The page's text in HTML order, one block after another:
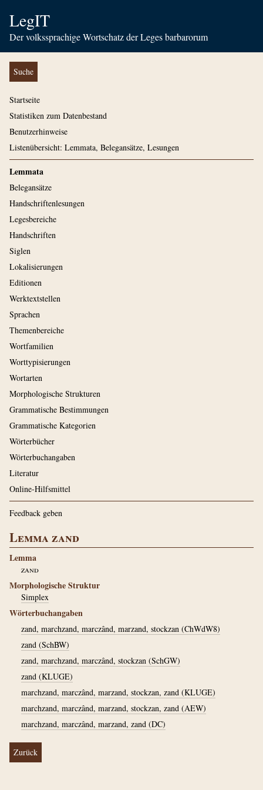
LegIT
Der volkssprachige Wortschatz der Leges barbarorum
Suche
Startseite
Statistiken zum Datenbestand
Benutzerhinweise
Listenübersicht: Lemmata, Belegansätze, Lesungen
Lemmata
Belegansätze
Handschriftenlesungen
Legesbereiche
Handschriften
Siglen
Lokalisierungen
Editionen
Werktextstellen
Sprachen
Themenbereiche
Wortfamilien
Worttypisierungen
Wortarten
Morphologische Strukturen
Grammatische Bestimmungen
Grammatische Kategorien
Wörterbücher
Wörterbuchangaben
Literatur
Online-Hilfsmittel
Feedback geben
Lemma zand
Lemma
zand
Morphologische Struktur
Simplex
Wörterbuchangaben
zand, marchzand, marczând, marzand, stockzan (ChWdW8)
zand (SchBW)
zand, marchzand, marczând, stockzan (SchGW)
zand (KLUGE)
marchzand, marczând, marzand, stockzan, zand (KLUGE)
marchzand, marczând, marzand, stockzan, zand (AEW)
marchzand, marczând, marzand, zand (DC)
Zurück